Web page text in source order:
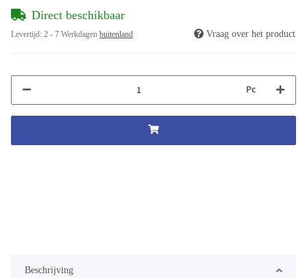
Direct beschikbaar
Levertijd: 2 - 7 Werkdagen buitenland Vraag over het product
Pc
Beschrijving